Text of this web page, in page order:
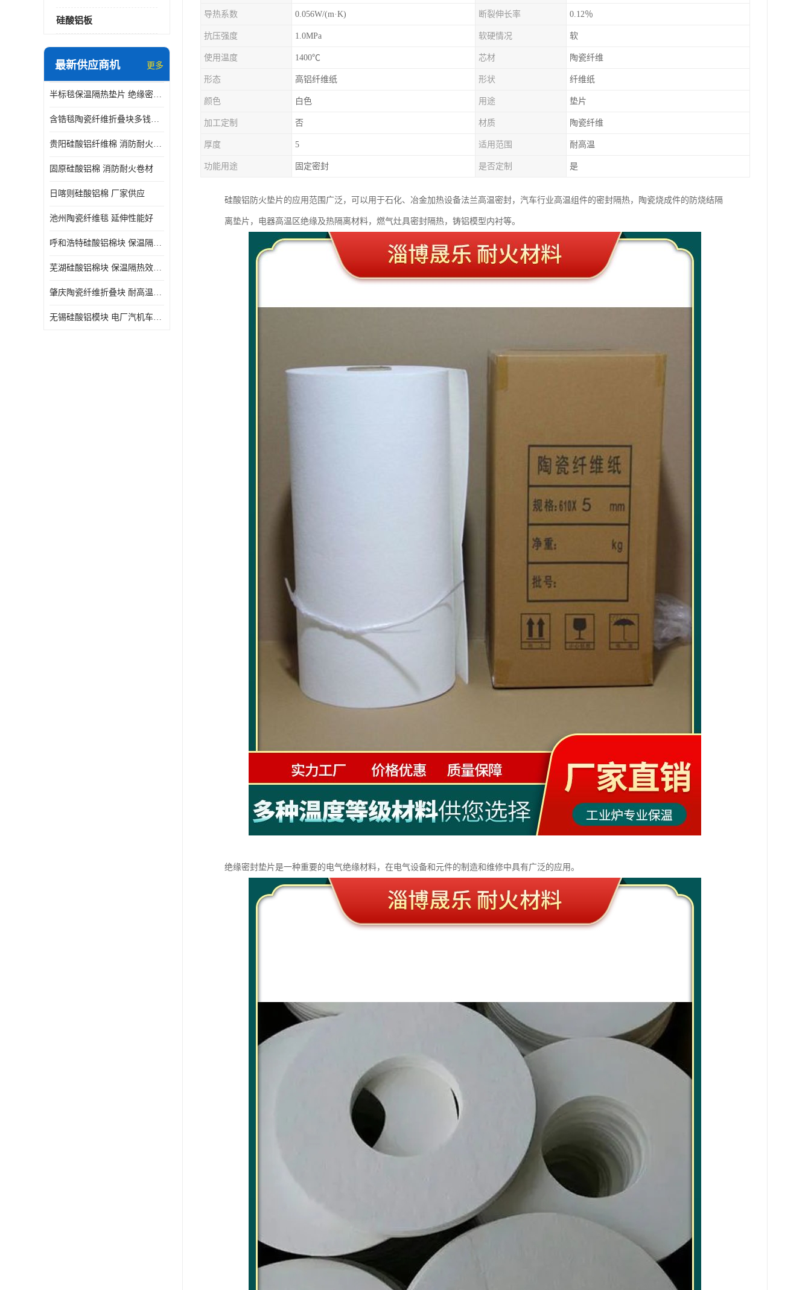
硅酸铝板
最新供应商机 更多
半标毯保温隔热垫片 绝缘密封垫片
含锆毯陶瓷纤维折叠块多钱一立方 硅酸铝模块
贵阳硅酸铝纤维棉 消防耐火卷材
固原硅酸铝棉 消防耐火卷材
日喀则硅酸铝棉 厂家供应
池州陶瓷纤维毯 延伸性能好
呼和浩特硅酸铝棉块 保温隔热效果好
芜湖硅酸铝棉块 保温隔热效果好
肇庆陶瓷纤维折叠块 耐高温阻燃 抗撕裂 质地硬
无锡硅酸铝模块 电厂汽机车间设备管道保温用硅酸铝棉
导热系数 0.056W/(m·K) 断裂伸长率 0.12％
抗压强度 1.0MPa 软硬情况 软
使用温度 1400℃ 芯材 陶瓷纤维
形态 高铝纤维纸 形状 纤维纸
颜色 白色 用途 垫片
加工定制 否 材质 陶瓷纤维
厚度 5 适用范围 耐高温
功能用途 固定密封 是否定制 是
硅酸铝防火垫片的应用范围广泛，可以用于石化、冶金加热设备法兰高温密封，汽车行业高温组件的密封隔热，陶瓷烧成件的防烧结隔
离垫片，电器高温区绝缘及热隔离材料，燃气灶具密封隔热，铸铝模型内衬等。
绝缘密封垫片是一种重要的电气绝缘材料，在电气设备和元件的制造和维修中具有广泛的应用。